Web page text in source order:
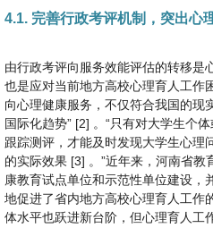
4.1. 完善行政考评机制，突出心
由行政考评向服务效能评估的转移是
也是应对当前地方高校心理育人工作
向心理健康服务，不仅符合我国的现
国际化趋势” [2] 。“只有对大学生个
跟踪测评，才能及时发现大学生心理
的实际效果 [3] 。”近年来，河南省
康教育试点单位和示范性单位建设，
地促进了省内地方高校心理育人工作
体水平也跃进新台阶，但心理育人工